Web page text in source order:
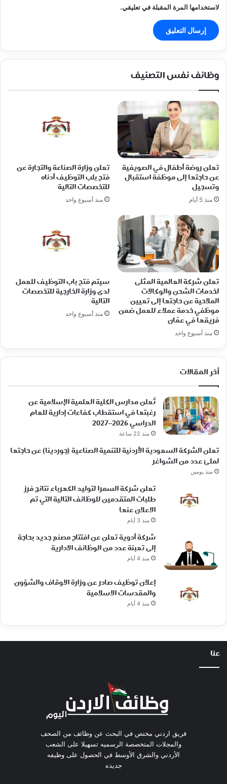
لاستخدامها المرة المقبلة في تعليقي.
وظائف نفس التصنيف
تعلن روضة أطفال في الصويفية
عن حاجتها إلى موظفة استقبال
وتسجيل
منذ 5 أيام
تعلن وزارة الصناعة والتجارة عن
فتح بلب التوظيف أدناه
للتخصصات التالية
منذ أسبوع واحد
تعلن شركة العالمية المثلى
لخدمات الشحن والوكالات
الملاحية عن حاجتها إلى تعيين
موظفي خدمة عملاء للعمل ضمن
فريقها في عمّان
منذ أسبوع واحد
سيتم فتح باب التوظيف للعمل
لدى وزارة الخارجية للتخصصات
التالية
منذ أسبوع واحد
أخر المقالات
تُعلن مدارس الكلية العلمية الإسلامية عن
رغبتها في استقطاب كفاءات إدارية للعام
الدراسي 2026–2027
منذ 22 ساعة
تعلن الشركة السعودية الأردنية للتنمية الصناعية (جوردينا) عن حاجتها
لملئ عدد من الشواغر
منذ يومين
تعلن شركة السمرا لتوليد الكهرباء نتائج فرز
طلبات المتقدمين للوظائف التالية التي تم
الاعلان عنها
منذ 3 أيام
شركة أدوية تعلن عن افتتاح مصنع جديد بحاجة
إلى تعبئة عدد من الوظائف الادارية
منذ 4 أيام
إعلان توظيف صادر عن وزارة الاوقاف والشؤون
والمقدسات الاسلامية
منذ 4 أيام
عنا
فريق اردني مختص في البحث عن وظائف من الصحف
والمجلات المتخصصة الرسميه تسهيلا على الشعب
الأردني والشرق الأوسط في الحصول على وظيفه
جديده